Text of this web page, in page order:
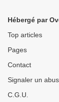
Hébergé par
Top articles
Pages
Contact
Signaler un abus
C.G.U.